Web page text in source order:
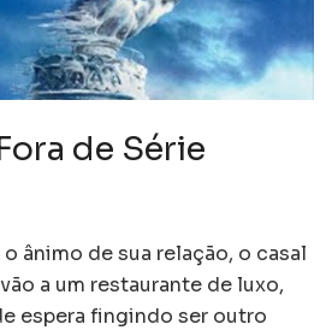
de Série
ânimo de sua relação, o casal
a um restaurante de luxo,
espera fingindo ser outro